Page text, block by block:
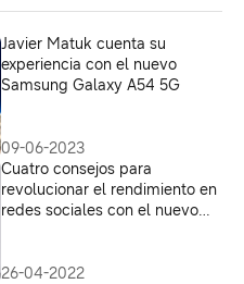
Javier Matuk cuenta su
experiencia con el nuevo
Samsung Galaxy A54 5G
09-06-2023
Cuatro consejos para
revolucionar el rendimiento en
redes sociales con el nuevo
26-04-2022